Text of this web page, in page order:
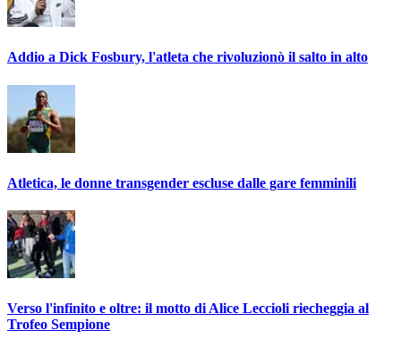
Addio a Dick Fosbury, l'atleta che rivoluzionò il salto in alto
Atletica, le donne transgender escluse dalle gare femminili
Verso l'infinito e oltre: il motto di Alice Leccioli riecheggia al
Trofeo Sempione